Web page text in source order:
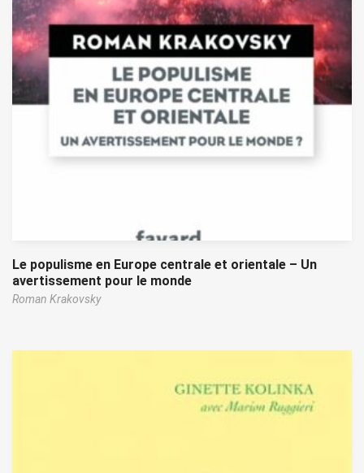
Le populisme en Europe centrale et orientale – Un
avertissement pour le monde
Roman Krakovsky